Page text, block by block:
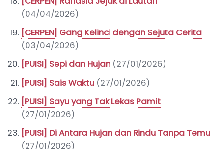
(04/04/2026)
[CERPEN] Gang Kelinci dengan Sejuta Cerita
(03/04/2026)
[PUISI] Sepi dan Hujan (27/01/2026)
[PUISI] Sais Waktu (27/01/2026)
[PUISI] Sayu yang Tak Lekas Pamit
(27/01/2026)
[PUISI] Di Antara Hujan dan Rindu Tanpa Temu
(27/01/2026)